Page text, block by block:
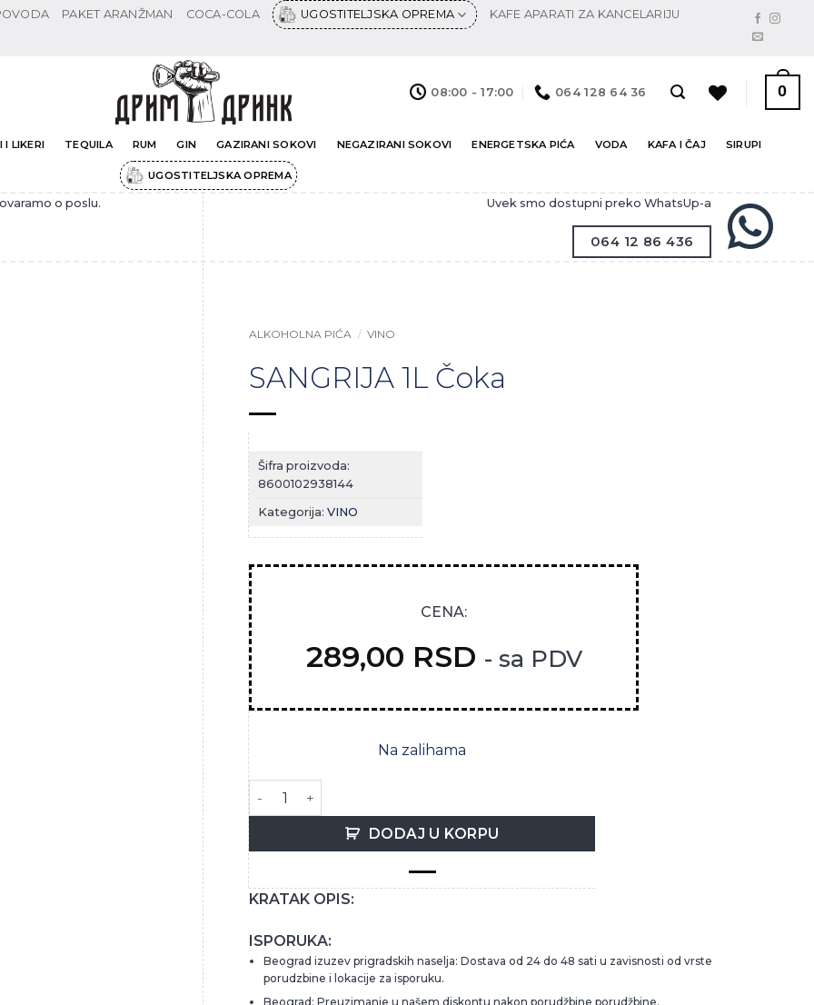
PAKET ARANŽMAN COCA-COLA UGOSTITELJSKA OPREMA KAFE APARATI ZA KANCELARIJU
08:00 - 17:00 064 128 64 36 0
I LIKERI TEQUILA RUM GIN GAZIRANI SOKOVI NEGAZIRANI SOKOVI ENERGETSKA PIĆA VODA KAFA I ČAJ SIRUPI
UGOSTITELJSKA OPREMA
o poslu. Uvek smo dostupni preko WhatsUp-a
064 12 86 436
ALKOHOLNA PIĆA / VINO
SANGRIJA 1L Čoka
Šifra proizvoda:
8600102938144
Kategorija: VINO
CENA:
289,00 RSD - sa PDV
Na zalihama
SANGRIJA 1L Čoka količina
DODAJ U KORPU
KRATAK OPIS:
ISPORUKA:
Beograd izuzev prigradskih naselja: Dostava od 24 do 48 sati u zavisnosti od vrste
porudzbine i lokacije za isporuku.
Beograd: Preuzimanje u našem diskontu nakon porudžbine porudžbine.